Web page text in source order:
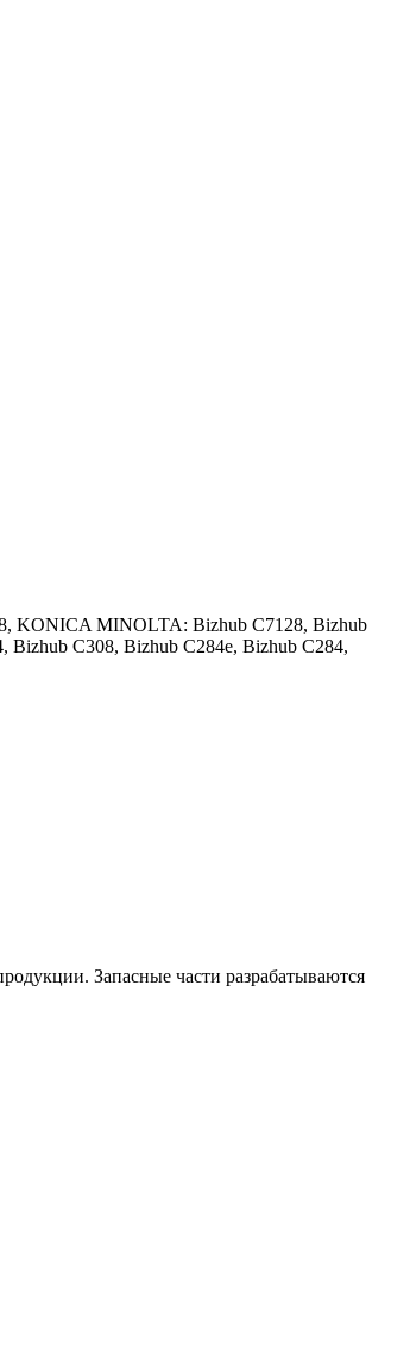
KONICA MINOLTA: Bizhub C7128, Bizhub
Bizhub C308, Bizhub C284e, Bizhub C284,
Запасные части разрабатываются